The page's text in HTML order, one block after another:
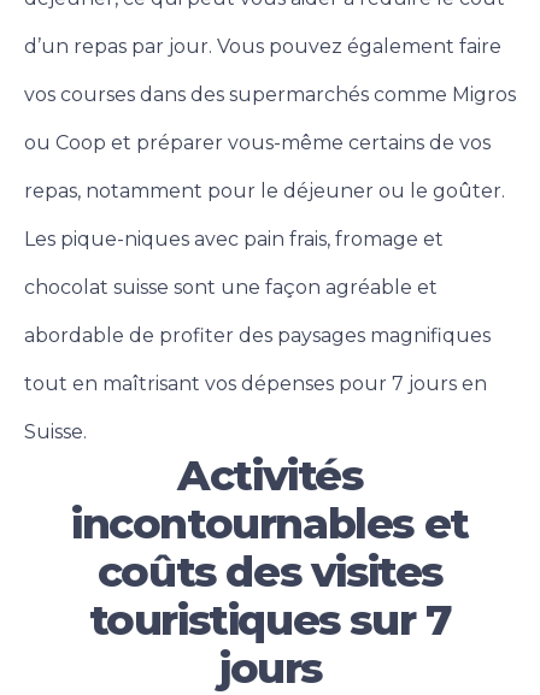
d’un repas par jour. Vous pouvez également faire
vos courses dans des supermarchés comme Migros
ou Coop et préparer vous-même certains de vos
repas, notamment pour le déjeuner ou le goûter.
Les pique-niques avec pain frais, fromage et
chocolat suisse sont une façon agréable et
abordable de profiter des paysages magnifiques
tout en maîtrisant vos dépenses pour 7 jours en
Suisse.
Activités
incontournables et
coûts des visites
touristiques sur 7
jours